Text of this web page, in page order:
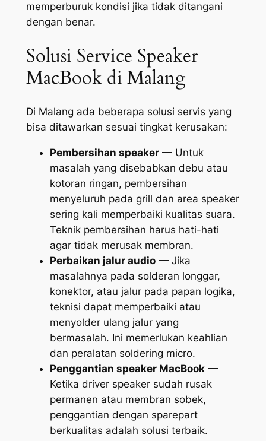
memperburuk kondisi jika tidak ditangani
dengan benar.
Solusi Service Speaker
MacBook di Malang
Di Malang ada beberapa solusi servis yang
bisa ditawarkan sesuai tingkat kerusakan:
Pembersihan speaker— Untuk
masalah yang disebabkan debu atau
kotoran ringan, pembersihan
menyeluruh pada grill dan area speaker
sering kali memperbaiki kualitas suara.
Teknik pembersihan harus hati-hati
agar tidak merusak membran.
Perbaikan jalur audio— Jika
masalahnya pada solderan longgar,
konektor, atau jalur pada papan logika,
teknisi dapat memperbaiki atau
menyolder ulang jalur yang
bermasalah. Ini memerlukan keahlian
dan peralatan soldering micro.
Penggantian speaker MacBook—
Ketika driver speaker sudah rusak
permanen atau membran sobek,
penggantian dengan sparepart
berkualitas adalah solusi terbaik.